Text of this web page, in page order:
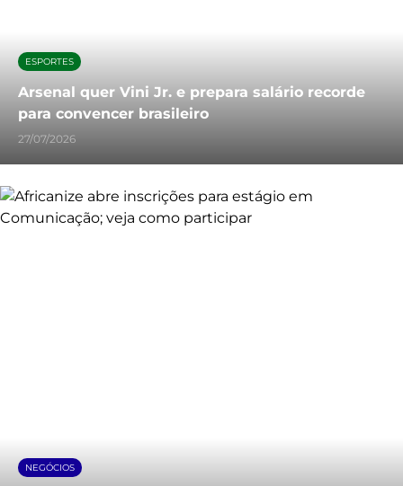
ESPORTES
Arsenal quer Vini Jr. e prepara salário recorde
para convencer brasileiro
27/07/2026
NEGÓCIOS